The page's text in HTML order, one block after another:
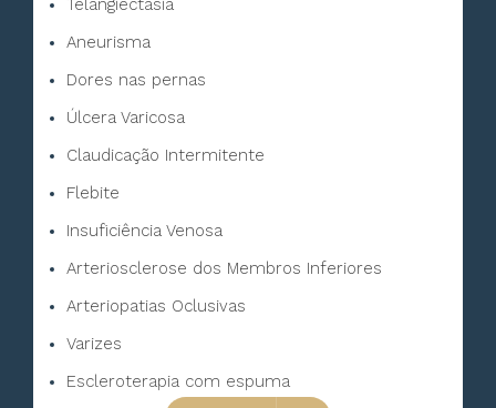
Telangiectasia
Aneurisma
Dores nas pernas
Úlcera Varicosa
Claudicação Intermitente
Flebite
Insuficiência Venosa
Arteriosclerose dos Membros Inferiores
Arteriopatias Oclusivas
Varizes
Escleroterapia com espuma